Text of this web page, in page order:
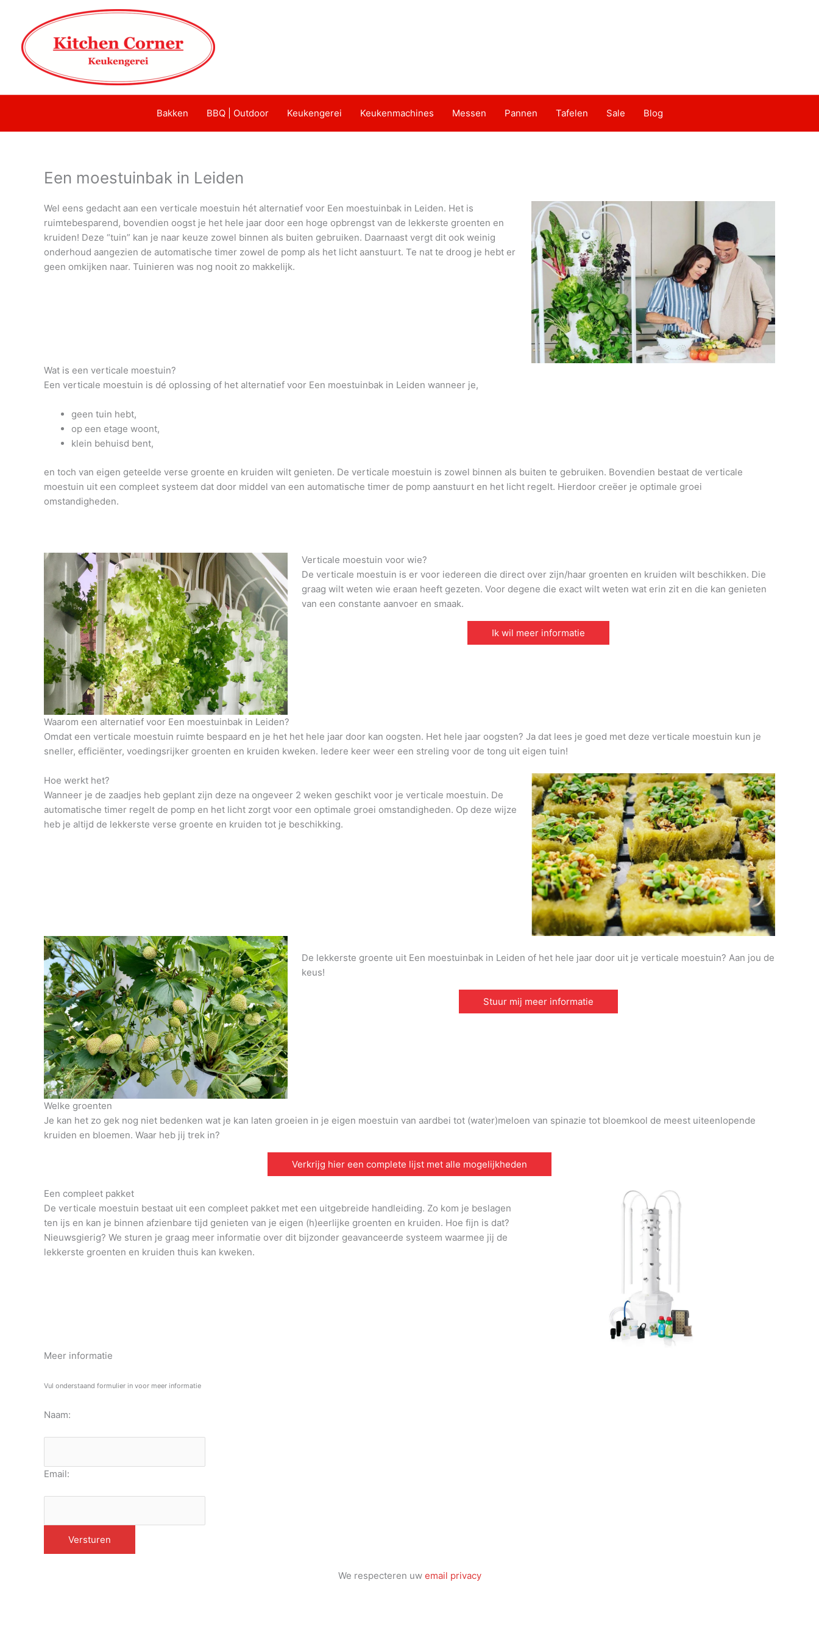
Bakken BBQ | Outdoor Keukengerei Keukenmachines Messen Pannen Tafelen Sale Blog
Een moestuinbak in Leiden
Wel eens gedacht aan een verticale moestuin hét alternatief voor Een moestuinbak in Leiden. Het is
ruimtebesparend, bovendien oogst je het hele jaar door een hoge opbrengst van de lekkerste groenten en
kruiden! Deze “tuin” kan je naar keuze zowel binnen als buiten gebruiken. Daarnaast vergt dit ook weinig
onderhoud aangezien de automatische timer zowel de pomp als het licht aanstuurt. Te nat te droog je hebt er
geen omkijken naar. Tuinieren was nog nooit zo makkelijk.
Wat is een verticale moestuin?
Een verticale moestuin is dé oplossing of het alternatief voor Een moestuinbak in Leiden wanneer je,
geen tuin hebt,
op een etage woont,
klein behuisd bent,
en toch van eigen geteelde verse groente en kruiden wilt genieten. De verticale moestuin is zowel binnen als buiten te gebruiken. Bovendien bestaat de verticale
moestuin uit een compleet systeem dat door middel van een automatische timer de pomp aanstuurt en het licht regelt. Hierdoor creëer je optimale groei
omstandigheden.
Verticale moestuin voor wie?
De verticale moestuin is er voor iedereen die direct over zijn/haar groenten en kruiden wilt beschikken. Die
graag wilt weten wie eraan heeft gezeten. Voor degene die exact wilt weten wat erin zit en die kan genieten
van een constante aanvoer en smaak.
Ik wil meer informatie
Waarom een alternatief voor Een moestuinbak in Leiden?
Omdat een verticale moestuin ruimte bespaard en je het het hele jaar door kan oogsten. Het hele jaar oogsten? Ja dat lees je goed met deze verticale moestuin kun je
sneller, efficiënter, voedingsrijker groenten en kruiden kweken. Iedere keer weer een streling voor de tong uit eigen tuin!
Hoe werkt het?
Wanneer je de zaadjes heb geplant zijn deze na ongeveer 2 weken geschikt voor je verticale moestuin. De
automatische timer regelt de pomp en het licht zorgt voor een optimale groei omstandigheden. Op deze wijze
heb je altijd de lekkerste verse groente en kruiden tot je beschikking.
De lekkerste groente uit Een moestuinbak in Leiden of het hele jaar door uit je verticale moestuin? Aan jou de
keus!
Stuur mij meer informatie
Welke groenten
Je kan het zo gek nog niet bedenken wat je kan laten groeien in je eigen moestuin van aardbei tot (water)meloen van spinazie tot bloemkool de meest uiteenlopende
kruiden en bloemen. Waar heb jij trek in?
Verkrijg hier een complete lijst met alle mogelijkheden
Een compleet pakket
De verticale moestuin bestaat uit een compleet pakket met een uitgebreide handleiding. Zo kom je beslagen
ten ijs en kan je binnen afzienbare tijd genieten van je eigen (h)eerlijke groenten en kruiden. Hoe fijn is dat?
Nieuwsgierig? We sturen je graag meer informatie over dit bijzonder geavanceerde systeem waarmee jij de
lekkerste groenten en kruiden thuis kan kweken.
Meer informatie
Vul onderstaand formulier in voor meer informatie
Naam:
Email:
We respecteren uw email privacy